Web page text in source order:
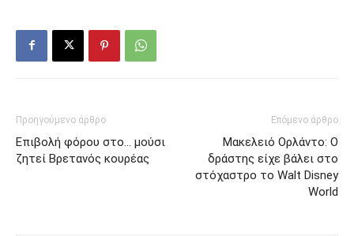
Προηγούμενο άρθρο
Επιβολή φόρου στο… μούσι
ζητεί Βρετανός κουρέας
Επόμενο άρθρο
Μακελειό Ορλάντο: Ο
δράστης είχε βάλει στο
στόχαστρο το Walt Disney
World